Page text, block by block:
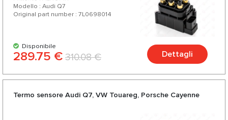
Modello : Audi Q7
Original part number : 7L0698014
Disponibile
289.75 € 310.08 € Dettagli
Termo sensore Audi Q7, VW Touareg, Porsche Cayenne